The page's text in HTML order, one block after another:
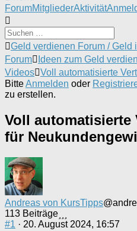
Forum-
Navigation
ForumMitgliederAktivität
Forum-
Breadcrumbs
-
Du
bist
hier:
Geld verdienen Forum / Geld
Forum
Ideen zum Geld
Videos Voll automatisierte
BitteAnmelden oder
zu erstellen.
Voll automatisierte
für
Andreas von KursTipps
113 Beiträge
#1 · 20. August 2024, 16:57